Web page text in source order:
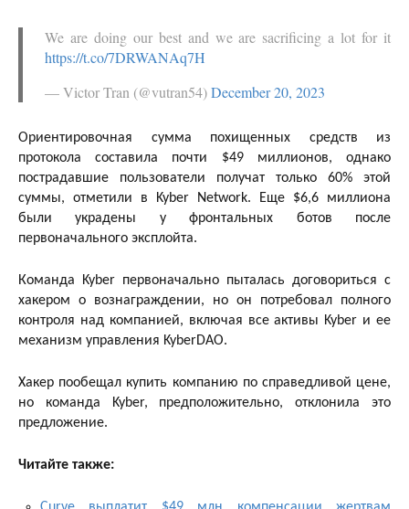
We are doing our best and we are sacrificing a lot for it
https://t.co/7DRWANAq7H
— Victor Tran (@vutran54)December 20, 2023
Ориентировочная сумма похищенных средств из
протокола составила почти $49 миллионов, однако
пострадавшие пользователи получат только 60% этой
суммы, отметили в Kyber Network. Еще $6,6 миллиона
были украдены у фронтальных ботов после
первоначального эксплойта.
Команда Kyber первоначально пыталась договориться с
хакером о вознаграждении, но он потребовал полного
контроля над компанией, включая все активы Kyber и ее
механизм управления KyberDAO.
Хакер пообещал купить компанию по справедливой цене,
но команда Kyber, предположительно, отклонила это
предложение.
Читайте также: